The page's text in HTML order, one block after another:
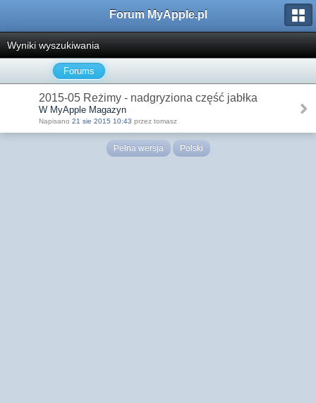
Forum MyApple.pl
Wyniki wyszukiwania
Forums
2015-05 Reżimy - nadgryziona część jabłka
W MyApple Magazyn
Napisano 21 sie 2015 10:43 przez tomasz
Pełna wersja Polski